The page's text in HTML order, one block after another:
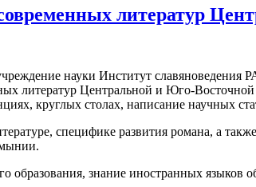
литератур
науки Институт
литератур Центральной и Юго-
круглых столах, написание научных
специфике развития романа, а
образования, знание иностранных